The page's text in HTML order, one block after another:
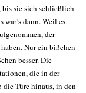
bis sie sich schließlich
war’s dann. Weil es
der
Nur ein bißchen
besser. Die
die in der
Türe hinaus, in den